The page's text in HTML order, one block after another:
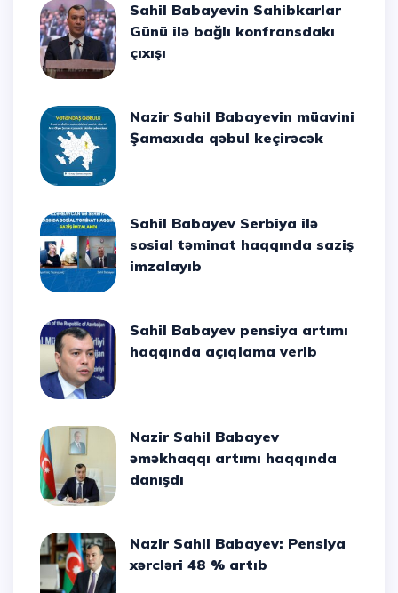
Sahil Babayevin Sahibkarlar
Günü ilə bağlı konfransdakı
çıxışı
Nazir Sahil Babayevin müavini
Şamaxıda qəbul keçirəcək
Sahil Babayev Serbiya ilə
sosial təminat haqqında saziş
imzalayıb
Sahil Babayev pensiya artımı
haqqında açıqlama verib
Nazir Sahil Babayev
əməkhaqqı artımı haqqında
danışdı
Nazir Sahil Babayev: Pensiya
xərcləri 48 % artıb